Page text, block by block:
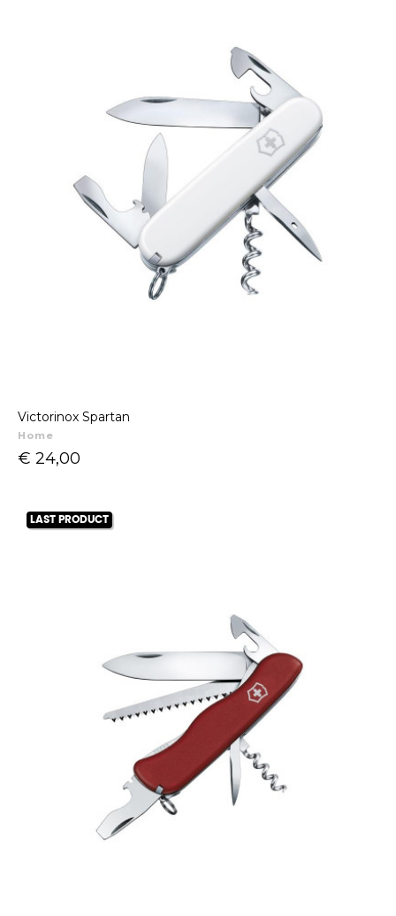
Victorinox Spartan
Home
Prijs
€ 24,00
LAST PRODUCT